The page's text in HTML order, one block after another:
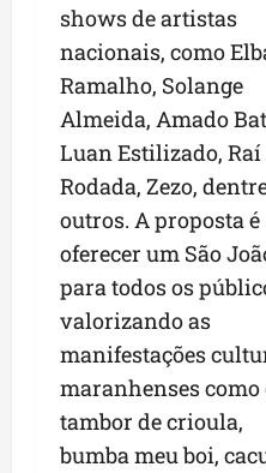
shows de artistas
nacionais, como
Ramalho, Solange
Almeida, Amado
Luan Estilizado, Raí
Rodada, Zezo,
outros. A proposta é
oferecer um São
para todos os
valorizando as
manifestações
maranhenses como
tambor de crioula,
bumba meu boi,